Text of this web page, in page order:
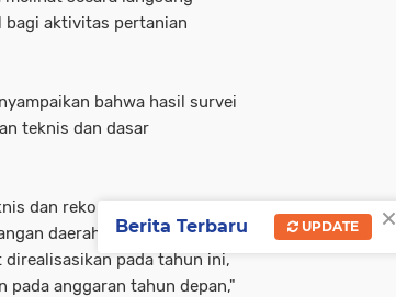
bagi aktivitas pertanian
bahwa hasil survei
teknis dan dasar
dan rekomendasi untuk
daerah memungkinkan,
pada tahun ini,
pada anggaran tahun depan,"
×
Berita Terbaru UPDATE